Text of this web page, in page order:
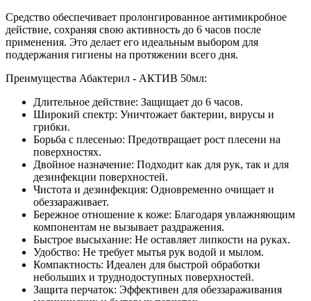
Средство обеспечивает пролонгированное антимикробное
действие, сохраняя свою активность до 6 часов после
применения. Это делает его идеальным выбором для
поддержания гигиены на протяжении всего дня.
Преимущества Абактерил - АКТИВ 50мл:
Длительное действие: Защищает до 6 часов.
Широкий спектр: Уничтожает бактерии, вирусы и
грибки.
Борьба с плесенью: Предотвращает рост плесени на
поверхностях.
Двойное назначение: Подходит как для рук, так и для
дезинфекции поверхностей.
Чистота и дезинфекция: Одновременно очищает и
обеззараживает.
Бережное отношение к коже: Благодаря увлажняющим
компонентам не вызывает раздражения.
Быстрое высыхание: Не оставляет липкости на руках.
Удобство: Не требует мытья рук водой и мылом.
Компактность: Идеален для быстрой обработки
небольших и труднодоступных поверхностей.
Защита перчаток: Эффективен для обеззараживания